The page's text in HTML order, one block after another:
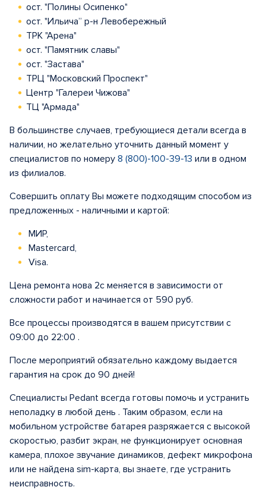
ост. "Полины Осипенко"
ост. "Ильича” р-н Левобережный
ТРК "Арена"
ост. "Памятник славы"
ост. "Застава"
ТРЦ "Московский Проспект"
Центр "Галереи Чижова"
ТЦ "Армада"
В большинстве случаев, требующиеся детали всегда в
наличии, но желательно уточнить данный момент у
специалистов по номеру 8 (800)-100-39-13 или в одном
из филиалов.
Совершить оплату Вы можете подходящим способом из
предложенных - наличными и картой:
МИР,
Mastercard,
Visa.
Цена ремонта нова 2с меняется в зависимости от
сложности работ и начинается от 590 руб.
Все процессы производятся в вашем присутствии с
09:00 до 22:00 .
После мероприятий обязательно каждому выдается
гарантия на срок до 90 дней!
Специалисты Pedant всегда готовы помочь и устранить
неполадку в любой день . Таким образом, если на
мобильном устройстве батарея разряжается с высокой
скоростью, разбит экран, не функционирует основная
камера, плохое звучание динамиков, дефект микрофона
или не найдена sim-карта, вы знаете, где устранить
неисправность.